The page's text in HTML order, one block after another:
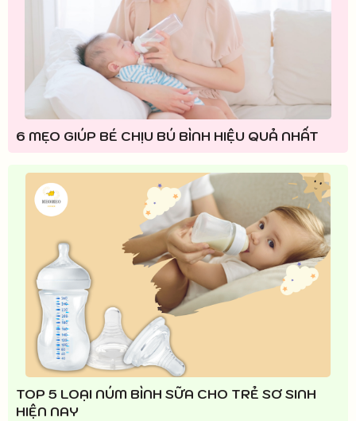
6 MẸO GIÚP BÉ CHỊU BÚ BÌNH HIỆU QUẢ NHẤT
TOP 5 LOẠI NÚM BÌNH SỮA CHO TRẺ SƠ SINH
HIỆN NAY